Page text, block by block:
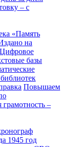
– с
«Память
на
базы
Повышаем
–
1945 год